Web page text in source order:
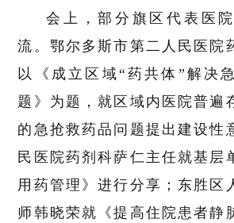
会上，部分旗区代表医
流。鄂尔多斯市第二人民医院
以《成立区域“药共体”解决
题》为题，就区域内医院普遍
的急抢救药品问题提出建设性
民医院药剂科萨仁主任就基层
用药管理》进行分享；东胜区
师韩晓荣就《提高住院患者静